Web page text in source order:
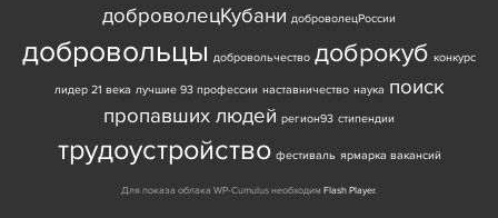
доброволецКубани доброволецРоссии
добровольцы добровольчество доброкуб конкурс
лидер 21 века лучшие 93 профессии наставничество наука поиск
пропавших людей регион93 стипендии
трудоустройство фестиваль ярмарка вакансий
Для показа облака WP-Cumulus необходим Flash Player.